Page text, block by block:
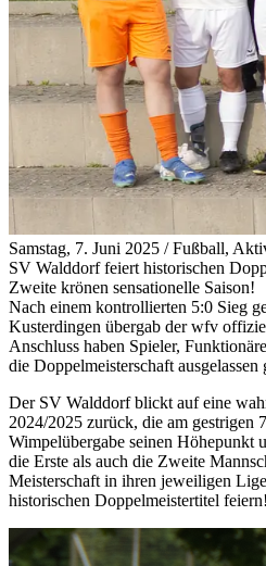
Samstag, 7. Juni 2025 /Fußball,
SV Walddorf feiert historischen
Zweite krönen sensationelle Saison!
Nach einem kontrollierten 5:0 Sieg
Kusterdingen übergab der wfv
Anschluss haben Spieler,
die Doppelmeisterschaft ausgelassen
Der SV Walddorf blickt auf eine
2024/2025 zurück, die am gestrigen
Wimpelübergabe seinen Höhepunkt
die Erste als auch die Zweite
Meisterschaft in ihren jeweiligen
historischen Doppelmeistertitel feiern!